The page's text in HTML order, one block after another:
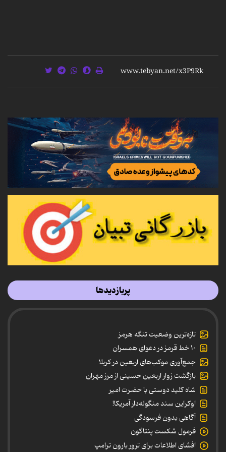
پربازدیدها
تازه‌ترین وضعیت تنگه هرمز
۱۰ خط قرمز در دعوای همسران
جمع‌آوری موکب‌های اربعین در کربلا
بازگشت زوار اربعین حسینی از مرز مهران
شاه کلید دوستی با حضرت امیر
اوکراین سند منگوله‌دار آمریکا!
آگاهی بدون فرسودگی
فرمول شکست پنتاگون
افشای اطلاعات برای ترور بارون ترامپ